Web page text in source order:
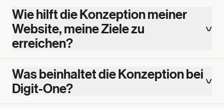
Wie hilft die Konzeption meiner
Website, meine Ziele zu
erreichen?
Was beinhaltet die Konzeption bei
Digit-One?